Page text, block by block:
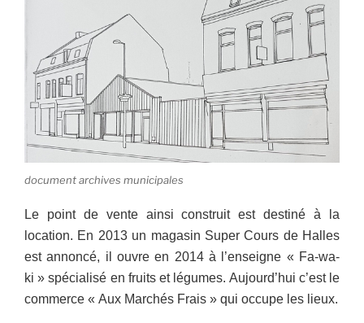
document archives municipales
Le point de vente ainsi construit est destiné à la
location. En 2013 un magasin Super Cours de Halles
est annoncé, il ouvre en 2014 à l’enseigne « Fa-wa-
ki » spécialisé en fruits et légumes. Aujourd’hui c’est le
commerce « Aux Marchés Frais » qui occupe les lieux.